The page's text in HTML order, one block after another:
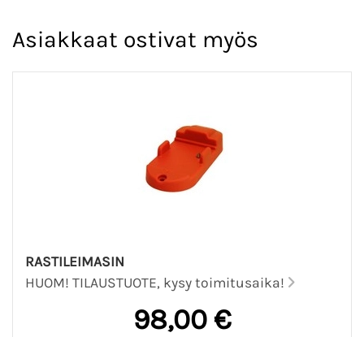
Asiakkaat ostivat myös
RASTILEIMASIN
HUOM! TILAUSTUOTE, kysy toimitusaika!
98,00 €